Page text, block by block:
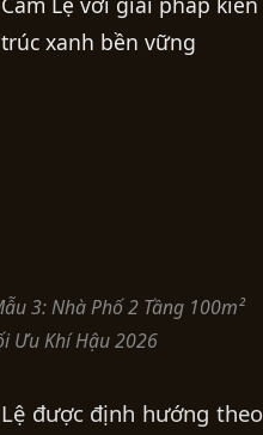
3: Nhà Phố 2 Tầng 100m²
Ưu Khí Hậu 2026
được định hướng theo